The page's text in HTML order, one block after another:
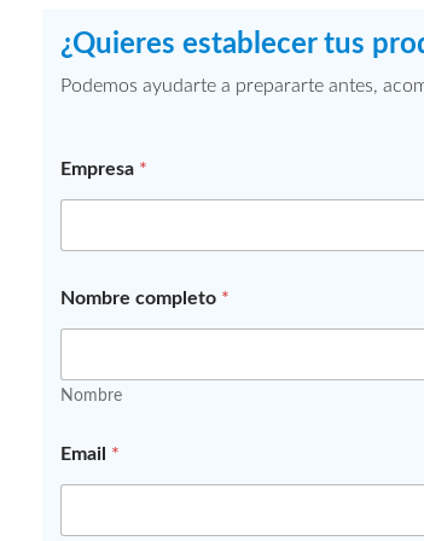
¿Quieres establecer tus
Podemos ayudarte a prepararte antes,
Empresa *
Nombre completo *
Nombre
Email *